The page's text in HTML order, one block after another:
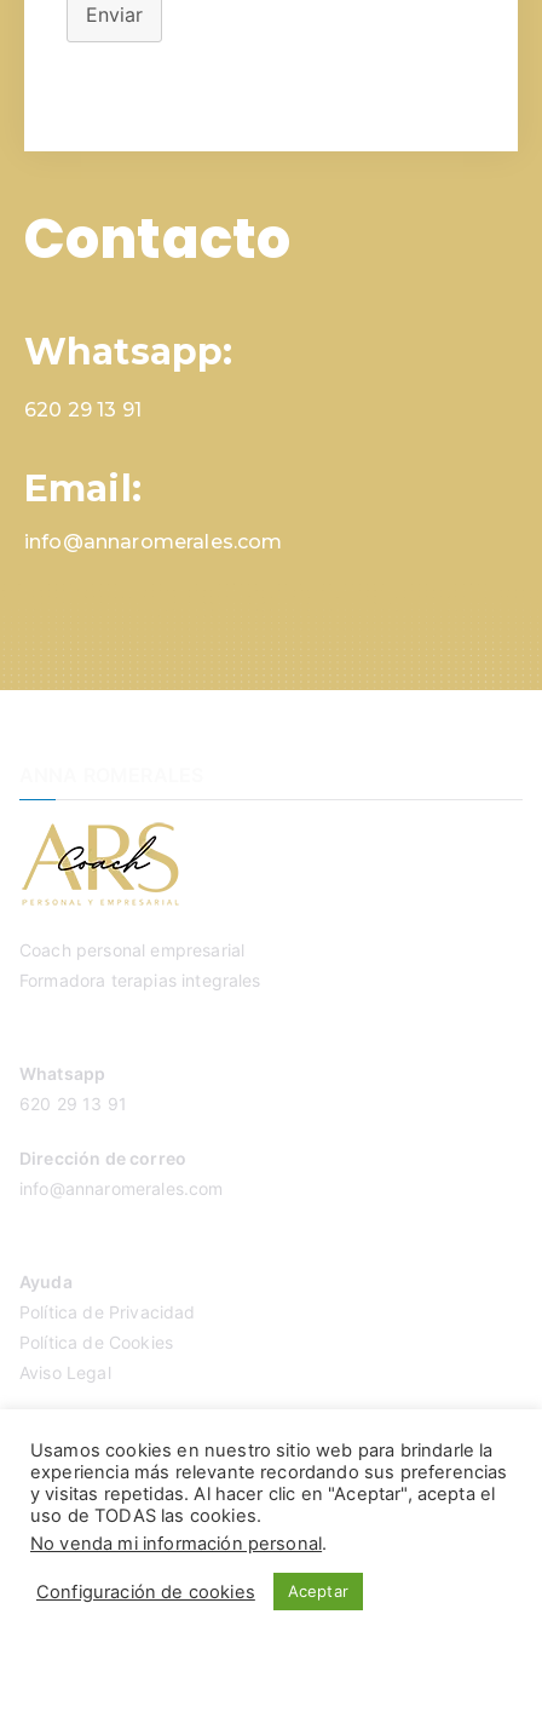
Enviar
Contacto
Whatsapp:
620 29 13 91
Email:
info@annaromerales.com
Coach personal empresarial
Formadora terapias integrales
Whatsapp
620 29 13 91
Dirección de correo
info@annaromerales.com
Ayuda
Política de Privacidad
Política de Cookies
Aviso Legal
Usamos cookies en nuestro sitio web para brindarle la
experiencia más relevante recordando sus preferencias
y visitas repetidas. Al hacer clic en "Aceptar", acepta el
uso de TODAS las cookies.
No venda mi información personal.
Configuración de cookies Aceptar